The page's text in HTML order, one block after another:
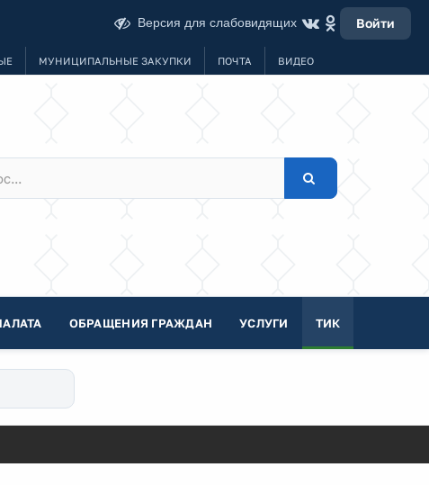
Версия для слабовидящих Войти
МУНИЦИПАЛЬНЫЕ ЗАКУПКИ ПОЧТА ВИДЕО
ОБРАЩЕНИЯ ГРАЖДАН УСЛУГИ ТИК